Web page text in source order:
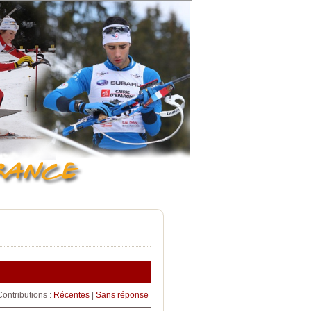
: Récentes Sans réponse